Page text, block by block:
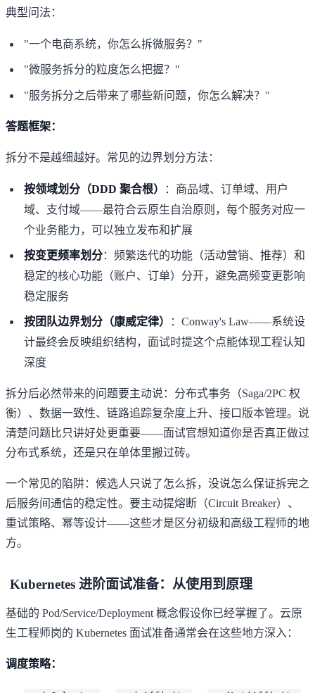
典型问法：
"一个电商系统，你怎么拆微服务？"
"微服务拆分的粒度怎么把握？"
"服务拆分之后带来了哪些新问题，你怎么解决？"
答题框架：
拆分不是越细越好。常见的边界划分方法：
按领域划分（DDD 聚合根）
：商品域、订单域、用户
域、支付域——最符合云原生自治原则，每个服务对应一
个业务能力，可以独立发布和扩展
按变更频率划分：频繁迭代的功能（活动营销、推荐）和
稳定的核心功能（账户、订单）分开，避免高频变更影响
稳定服务
按团队边界划分（康威定律）
：Conway's Law——系统设
计最终会反映组织结构，面试时提这个点能体现工程认知
深度
拆分后必然带来的问题要主动说：分布式事务（Saga/2PC 权
衡）、数据一致性、链路追踪复杂度上升、接口版本管理。说
清楚问题比只讲好处更重要——面试官想知道你是否真正做过
分布式系统，还是只在单体里搬过砖。
一个常见的陷阱：候选人只说了怎么拆，没说怎么保证拆完之
后服务间通信的稳定性。要主动提熔断（Circuit Breaker）、
重试策略、幂等设计——这些才是区分初级和高级工程师的地
方。
Kubernetes 进阶面试准备：从使用到原理
基础的 Pod/Service/Deployment 概念假设你已经掌握了。云原
生工程师岗的 Kubernetes 面试准备通常会在这些地方深入：
调度策略：